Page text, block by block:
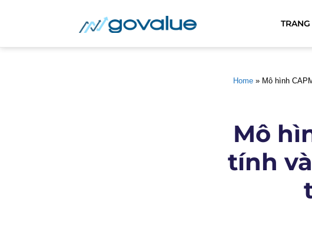
Home » Mô hình
Mô
tính